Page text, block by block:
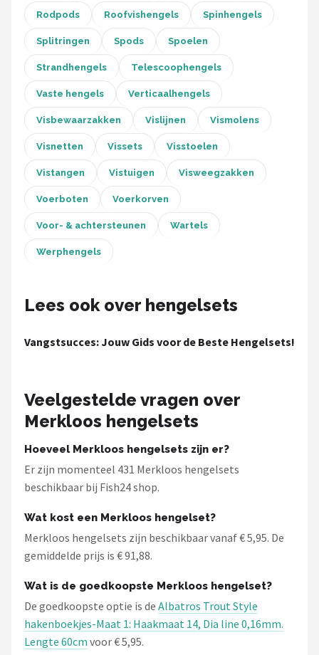
Rodpods Roofvishengels Spinhengels
Splitringen Spods Spoelen
Strandhengels Telescoophengels
Vaste hengels Verticaalhengels
Visbewaarzakken Vislijnen Vismolens
Visnetten Vissets Visstoelen
Vistangen Vistuigen Visweegzakken
Voerboten Voerkorven
Voor- & achtersteunen Wartels
Werphengels
Lees ook over hengelsets
Vangstsucces: Jouw Gids voor de Beste Hengelsets!
Veelgestelde vragen over
Merkloos hengelsets
Hoeveel Merkloos hengelsets zijn er?
Er zijn momenteel 431 Merkloos hengelsets
beschikbaar bij Fish24 shop.
Wat kost een Merkloos hengelset?
Merkloos hengelsets zijn beschikbaar vanaf € 5,95. De
gemiddelde prijs is € 91,88.
Wat is de goedkoopste Merkloos hengelset?
De goedkoopste optie is de Albatros Trout Style
hakenboekjes-Maat 1: Haakmaat 14, Dia line 0,16mm.
Lengte 60cm voor € 5,95.